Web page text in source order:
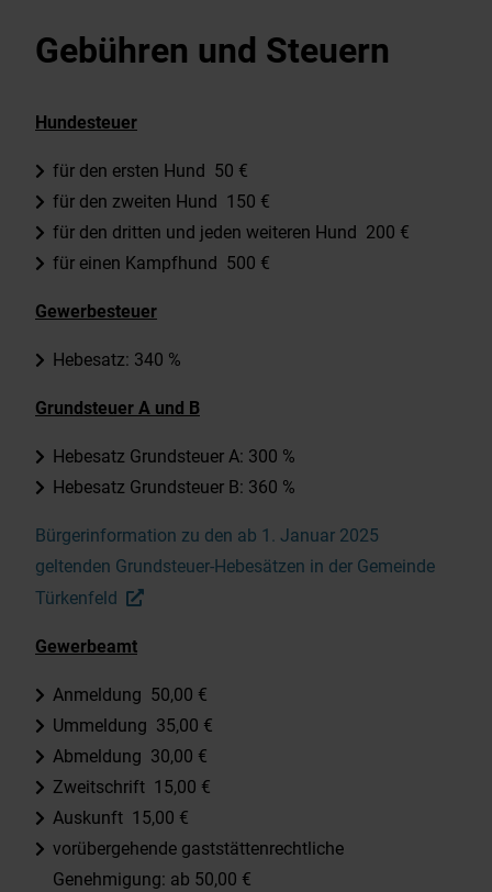
Wirtschaft & Gewerbe
EnergieMonitor
Gebühren und Steuern
Hundesteuer
für den ersten Hund 50 €
für den zweiten Hund 150 €
für den dritten und jeden weiteren Hund 200 €
für einen Kampfhund 500 €
Gewerbesteuer
Hebesatz: 340 %
Grundsteuer A und B
Hebesatz Grundsteuer A: 300 %
Hebesatz Grundsteuer B: 360 %
Bürgerinformation zu den ab 1. Januar 2025
geltenden Grundsteuer-Hebesätzen in der Gemeinde
Türkenfeld
Gewerbeamt
Anmeldung 50,00 €
Ummeldung 35,00 €
Abmeldung 30,00 €
Zweitschrift 15,00 €
Auskunft 15,00 €
vorübergehende gaststättenrechtliche
Genehmigung: ab 50,00 €